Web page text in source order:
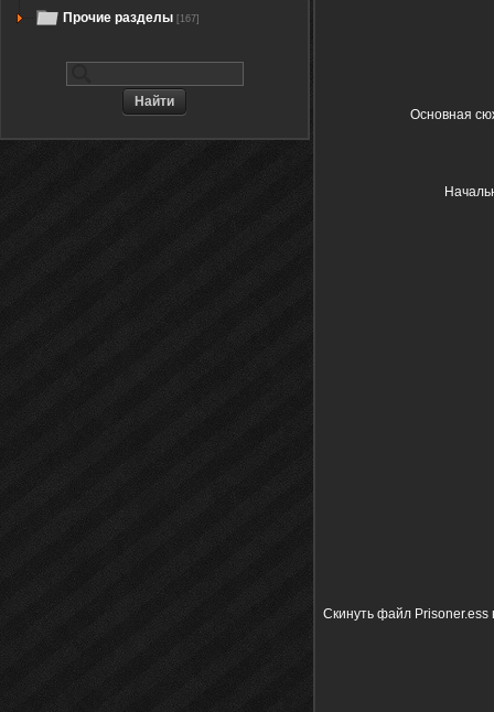
Прочие разделы [167]
Основная
Скинуть файл